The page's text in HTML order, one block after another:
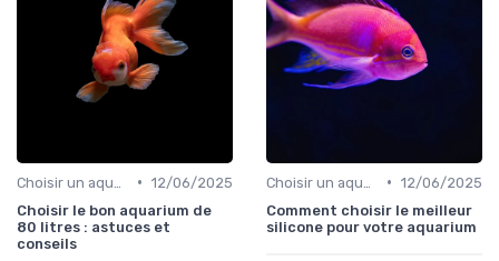
• 12/06/2025
Choisir le bon aquarium de
80 litres : astuces et
conseils
• 12/06/2025
Comment choisir le meilleur
silicone pour votre aquarium